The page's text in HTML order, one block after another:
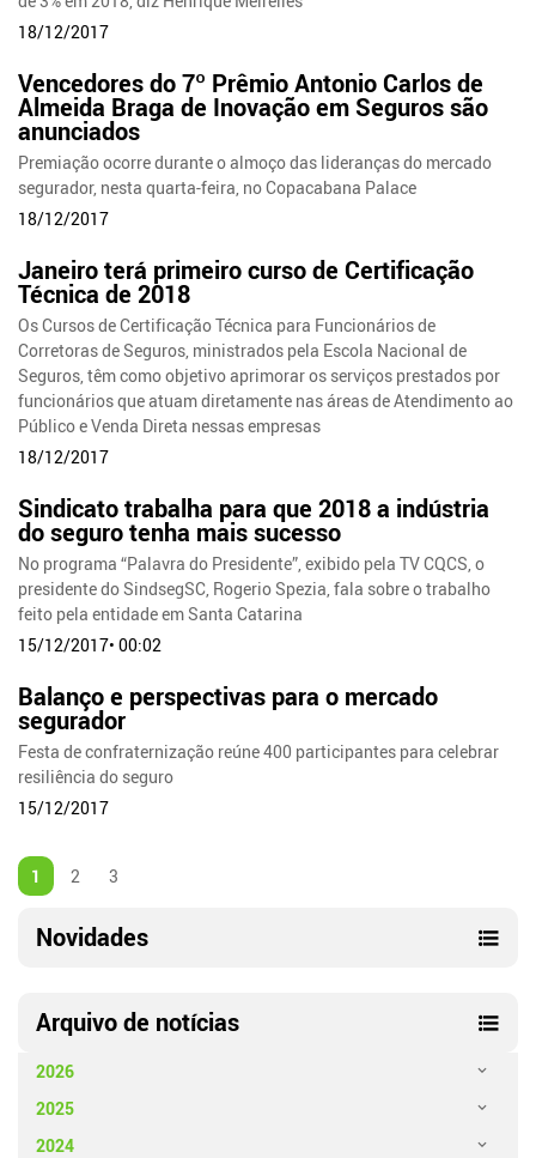
18/12/2017
Vencedores do 7º Prêmio Antonio Carlos de
Almeida Braga de Inovação em Seguros são
anunciados
Premiação ocorre durante o almoço das lideranças do mercado
segurador, nesta quarta-feira, no Copacabana Palace
18/12/2017
Janeiro terá primeiro curso de Certificação
Técnica de 2018
Os Cursos de Certificação Técnica para Funcionários de
Corretoras de Seguros, ministrados pela Escola Nacional de
Seguros, têm como objetivo aprimorar os serviços prestados por
funcionários que atuam diretamente nas áreas de Atendimento ao
Público e Venda Direta nessas empresas
18/12/2017
Sindicato trabalha para que 2018 a indústria
do seguro tenha mais sucesso
No programa “Palavra do Presidente”, exibido pela TV CQCS, o
presidente do SindsegSC, Rogerio Spezia, fala sobre o trabalho
feito pela entidade em Santa Catarina
15/12/2017• 00:02
Balanço e perspectivas para o mercado
segurador
Festa de confraternização reúne 400 participantes para celebrar
resiliência do seguro
15/12/2017
1 2 3
Novidades
Arquivo de notícias
2026
2025
2024